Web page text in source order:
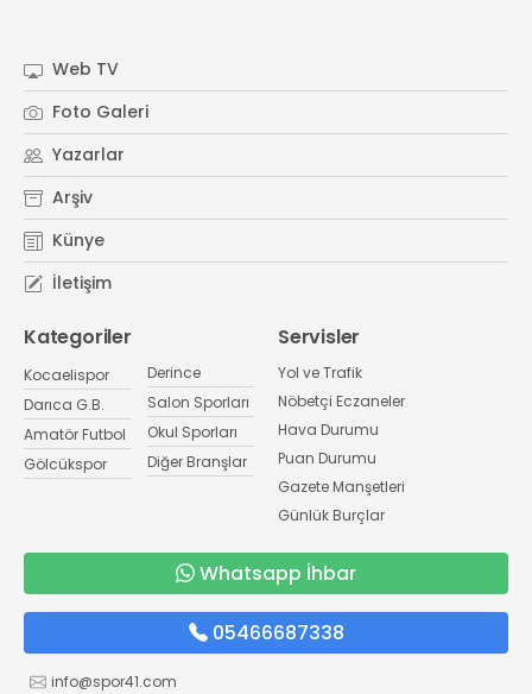
Web TV
Foto Galeri
Yazarlar
Arşiv
Künye
İletişim
Kategoriler
Kocaelispor
Darıca G.B.
Amatör Futbol
Gölcükspor
Derince
Salon Sporları
Okul Sporları
Diğer Branşlar
Servisler
Yol ve Trafik
Nöbetçi Eczaneler
Hava Durumu
Puan Durumu
Gazete Manşetleri
Günlük Burçlar
Whatsapp İhbar
05466687338
info@spor41.com